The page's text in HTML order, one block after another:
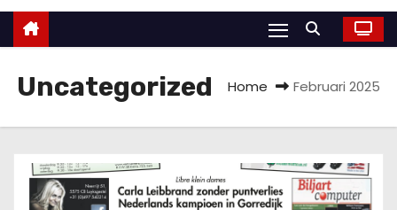
Uncategorized Home Februari 2025